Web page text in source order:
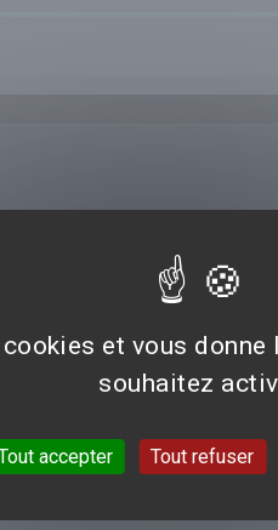
et vous donne
souhaitez
accepter Tout refuser